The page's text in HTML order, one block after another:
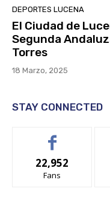
DEPORTES LUCENA
El Ciudad de
Segunda
Torres
18 Marzo, 2025
STAY CONNECTED
22,952
Fans